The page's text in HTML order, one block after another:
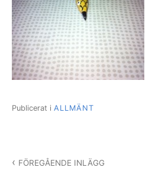
Publicerat i ALLMÄNT
FÖREGÅENDE INLÄGG